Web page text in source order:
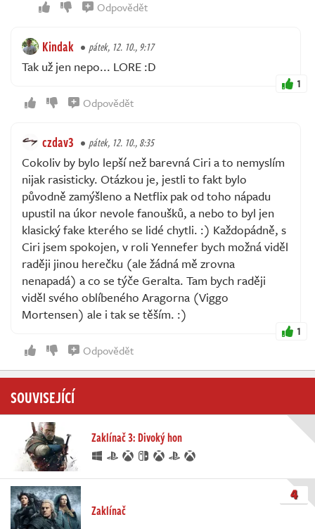
Odpovědět
Kindak pátek, 12. 10., 9:17
Tak už jen nepo... LORE :D
1
Odpovědět
czdav3 pátek, 12. 10., 8:35
Cokoliv by bylo lepší než barevná Ciri a to nemyslím
nijak rasisticky. Otázkou je, jestli to fakt bylo
původně zamýšleno a Netflix pak od toho nápadu
upustil na úkor nevole fanoušků, a nebo to byl jen
klasický fake kterého se lidé chytli. :) Každopádně, s
Ciri jsem spokojen, v roli Yennefer bych možná viděl
raději jinou herečku (ale žádná mě zrovna
nenapadá) a co se týče Geralta. Tam bych raději
viděl svého oblíbeného Aragorna (Viggo
Mortensen) ale i tak se těším. :)
1
Odpovědět
SOUVISEJÍCÍ
Zaklínač 3: Divoký hon
Zaklínač
4